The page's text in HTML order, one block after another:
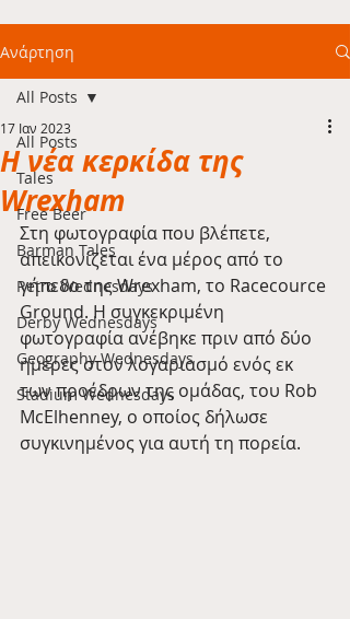
Ανάρτηση
All Posts
Tales
Free Beer
Barman Tales
Retro Wednesdays
Derby Wednesdays
Geography Wednesdays
Stadium Wednesdays
All Posts
Η νέα κερκίδα της
Wrexham
17 Ιαν 2023
Στη φωτογραφία που βλέπετε,
απεικονίζεται ένα μέρος από το
γήπεδο της Wrexham, το Racecource
Ground. Η συγκεκριμένη
φωτογραφία ανέβηκε πριν από δύο
ημέρες στον λογαριασμό ενός εκ
των προέδρων της ομάδας, του Rob
McElhenney, ο οποίος δήλωσε
συγκινημένος για αυτή τη πορεία.